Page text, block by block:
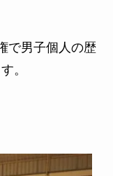
で男子個人の歴
。